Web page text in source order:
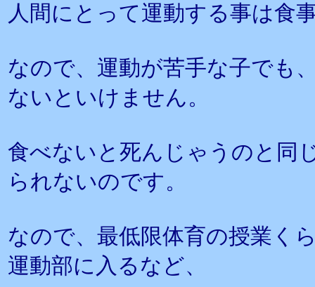
人間にとって運動する事は食
なので、運動が苦手な子でも
ないといけません。
食べないと死んじゃうのと同
られないのです。
なので、最低限体育の授業く
運動部に入るなど、